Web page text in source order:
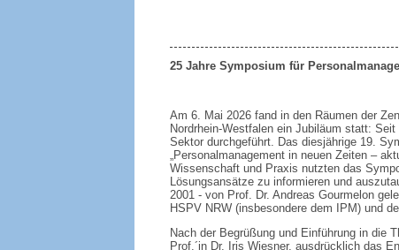
25 Jahre Symposium für
Am 6. Mai 2026 fand in den Räumen der
Nordrhein-Westfalen ein Jubiläum statt:
Sektor durchgeführt. Das diesjährige 19.
„Personalmanagement in neuen Zeiten –
Wissenschaft und Praxis nutzten das
Lösungsansätze zu informieren und
2001 - von Prof. Dr. Andreas Gourmelon
HSPV NRW (insbesondere dem IPM) und
Nach der Begrüßung und Einführung in die
Prof.´in Dr. Iris Wiesner, ausdrücklich das